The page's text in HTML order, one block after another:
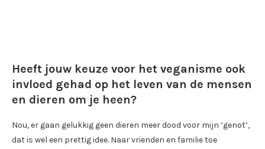
Heeft jouw keuze voor het veganisme ook
invloed gehad op het leven van de mensen
en dieren om je heen?
Nou, er gaan gelukkig geen dieren meer dood voor mijn ‘genot’,
dat is wel een prettig idee. Naar vrienden en familie toe